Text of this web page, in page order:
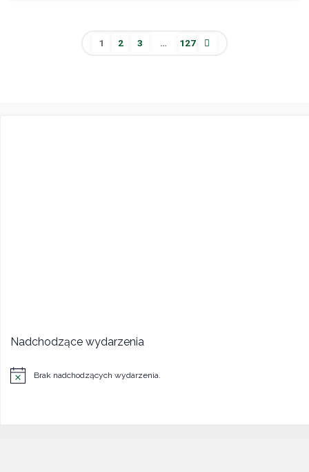
1 2 3 … 127
Nadchodzące wydarzenia
Powiadomienie
Brak nadchodzących wydarzenia.